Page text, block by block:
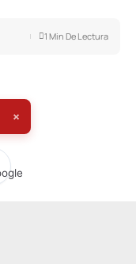
1 Min De Lectura
×